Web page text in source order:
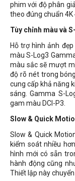
phim với độ phân
theo đúng chuẩn 4K
Tùy chỉnh màu và
Hỗ trợ hình ảnh
màu S-Log3
màu sắc sẽ mượt
độ rõ nét trong
cung cấp khả năng
sáng. Gamma S-
gam màu DCI-P3.
Slow & Quick
Slow & Quick
kiểm soát nhiều
hình mới có sẵn
hành động cũng
Thiết lập này